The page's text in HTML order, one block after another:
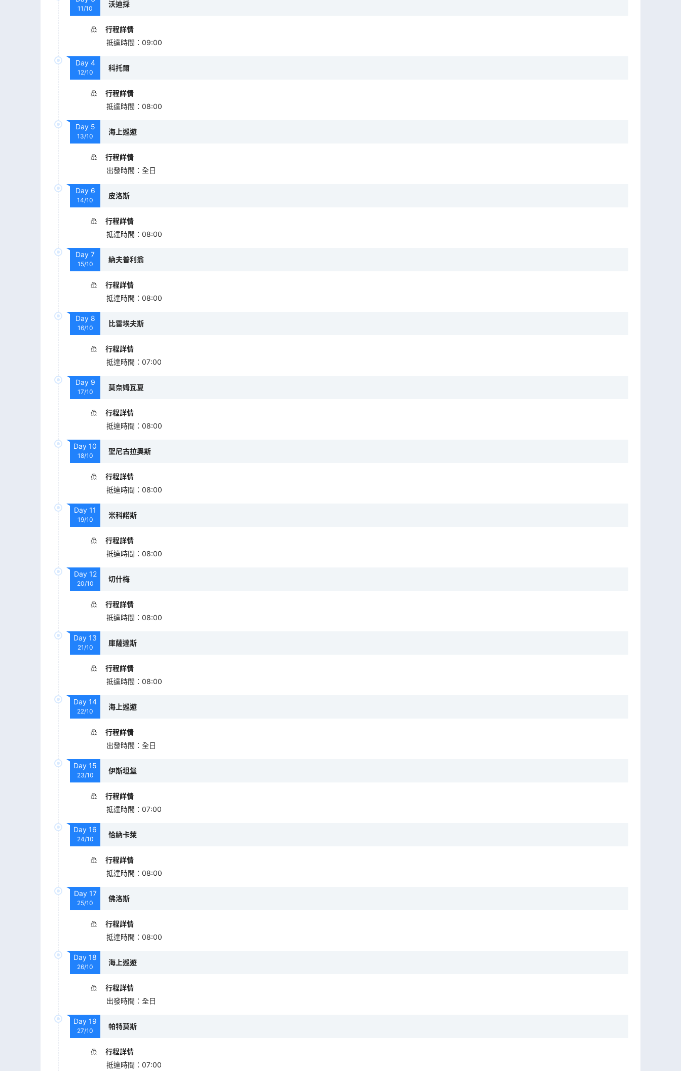
11/10
沃迪採
行程詳情
抵達時間 ： 09:00
Day 4
12/10
科托爾
行程詳情
抵達時間 ： 08:00
Day 5
13/10
海上巡遊
行程詳情
出發時間 ： 全日
Day 6
14/10
皮洛斯
行程詳情
抵達時間 ： 08:00
Day 7
15/10
納夫普利翁
行程詳情
抵達時間 ： 08:00
Day 8
16/10
比雷埃夫斯
行程詳情
抵達時間 ： 07:00
Day 9
17/10
莫奈姆瓦夏
行程詳情
抵達時間 ： 08:00
Day 10
18/10
聖尼古拉奧斯
行程詳情
抵達時間 ： 08:00
Day 11
19/10
米科諾斯
行程詳情
抵達時間 ： 08:00
Day 12
20/10
切什梅
行程詳情
抵達時間 ： 08:00
Day 13
21/10
庫薩達斯
行程詳情
抵達時間 ： 08:00
Day 14
22/10
海上巡遊
行程詳情
出發時間 ： 全日
Day 15
23/10
伊斯坦堡
行程詳情
抵達時間 ： 07:00
Day 16
24/10
恰納卡萊
行程詳情
抵達時間 ： 08:00
Day 17
25/10
佛洛斯
行程詳情
抵達時間 ： 08:00
Day 18
26/10
海上巡遊
行程詳情
出發時間 ： 全日
Day 19
27/10
帕特莫斯
行程詳情
抵達時間 ： 07:00